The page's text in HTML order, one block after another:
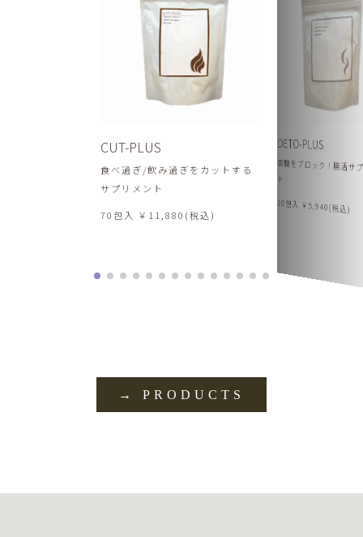
CUT-PLUS
食べ過ぎ/飲み過ぎをカットする
サプリメント
70包入 ￥11,880(税込)
DETO-PLUS
空腹をブロック！腸活サ
ト
30包入 ￥5,940(税込)
→ PRODUCTS